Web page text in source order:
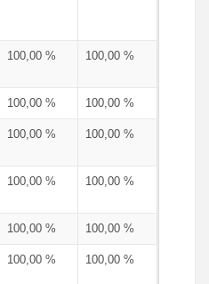
100,00 % 100,00 %
100,00 % 100,00 %
100,00 % 100,00 %
100,00 % 100,00 %
100,00 % 100,00 %
100,00 % 100,00 %